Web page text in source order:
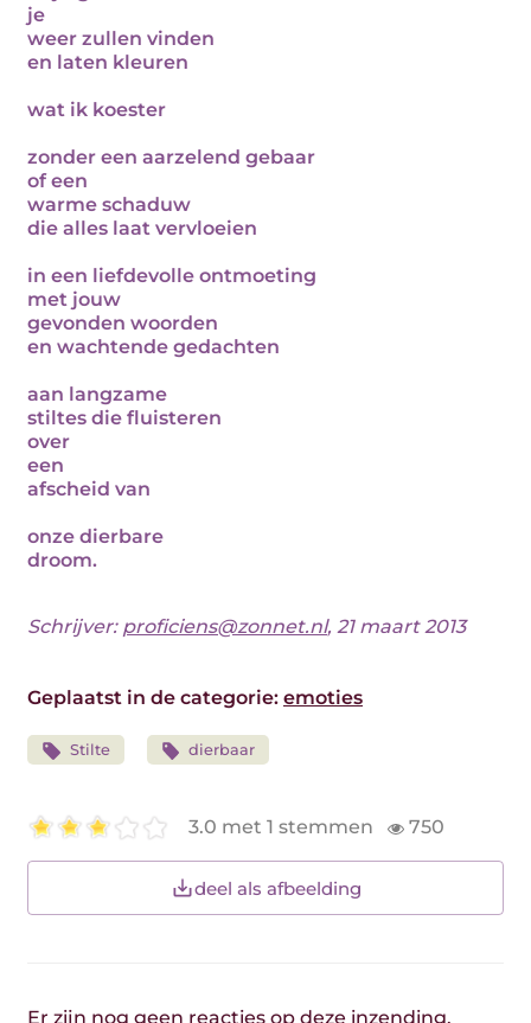
je
weer zullen vinden
en laten kleuren
wat ik koester
zonder een aarzelend gebaar
of een
warme schaduw
die alles laat vervloeien
in een liefdevolle ontmoeting
met jouw
gevonden woorden
en wachtende gedachten
aan langzame
stiltes die fluisteren
over
een
afscheid van
onze dierbare
droom.
Schrijver: proficiens@zonnet.nl, 21 maart 2013
Geplaatst in de categorie: emoties
Stilte dierbaar
3.0 met 1 stemmen 750
deel als afbeelding
Er zijn nog geen reacties op deze inzending.